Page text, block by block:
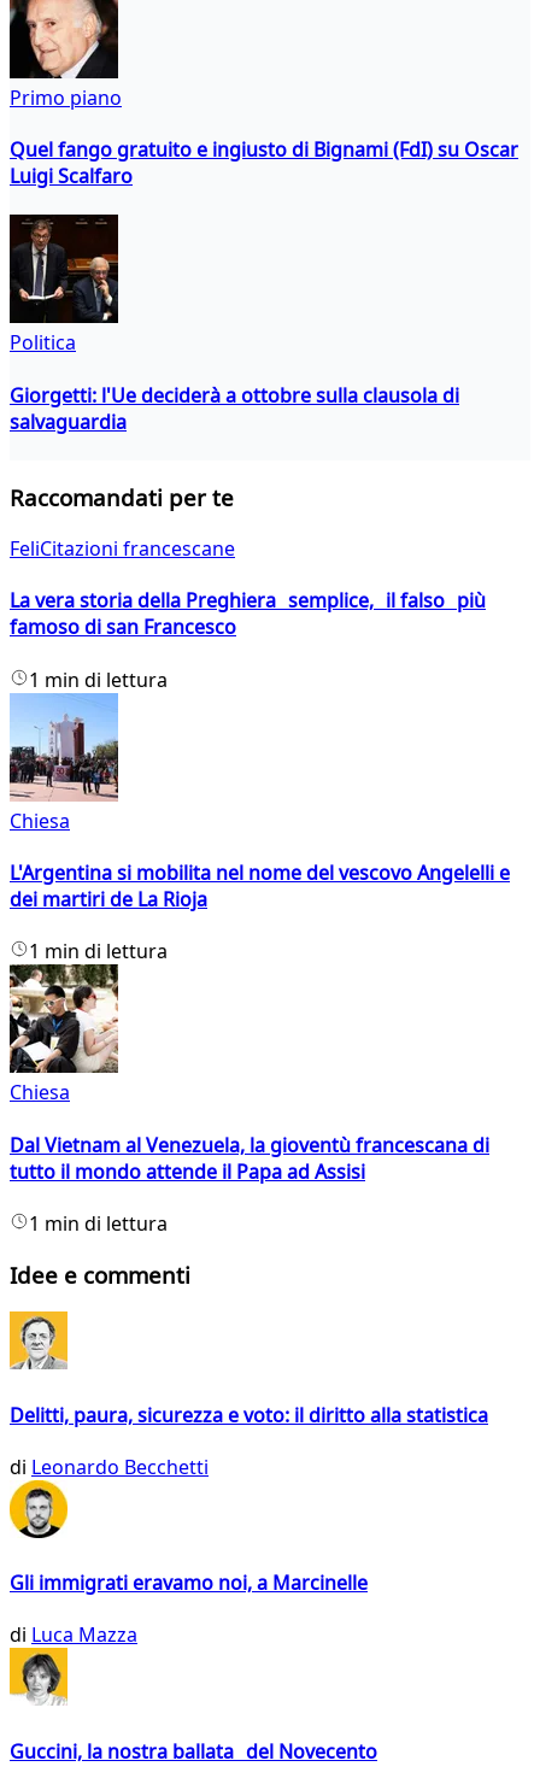
Primo piano
Quel fango gratuito e ingiusto di Bignami (FdI) su Oscar
Luigi Scalfaro
Politica
Giorgetti: l'Ue deciderà a ottobre sulla clausola di
salvaguardia
Raccomandati per te
FeliCitazioni francescane
La vera storia della Preghiera semplice, il falso più
famoso di san Francesco
1 min di lettura
Chiesa
L'Argentina si mobilita nel nome del vescovo Angelelli e
dei martiri de La Rioja
1 min di lettura
Chiesa
Dal Vietnam al Venezuela, la gioventù francescana di
tutto il mondo attende il Papa ad Assisi
1 min di lettura
Idee e commenti
Delitti, paura, sicurezza e voto: il diritto alla statistica
di Leonardo Becchetti
Gli immigrati eravamo noi, a Marcinelle
di Luca Mazza
Guccini, la nostra ballata del Novecento